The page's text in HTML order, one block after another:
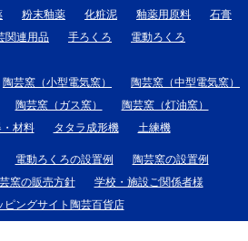
粉末釉薬 化粧泥 釉薬用原料
石膏
関連用品 手ろくろ 電動ろくろ
陶芸窯（小型電気窯）
陶芸窯（中型電気窯）
陶芸窯（ガス窯）
陶芸窯（灯油窯）
材料
タタラ成形機 土練機
電動ろくろの設置例
陶芸窯の設置例
窯の販売方針
学校・施設ご関係者様
ピングサイト陶芸百貨店